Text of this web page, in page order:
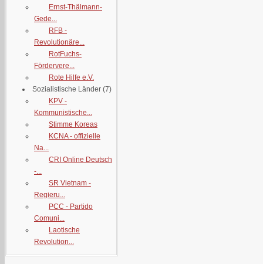
Ernst-Thälmann-
Gede...
RFB -
Revolutionäre...
RotFuchs-
Fördervere...
Rote Hilfe e.V.
Sozialistische Länder (7)
KPV -
Kommunistische...
Stimme Koreas
KCNA - offizielle
Na...
CRI Online Deutsch
-...
SR Vietnam -
Regieru...
PCC - Partido
Comuni...
Laotische
Revolution...